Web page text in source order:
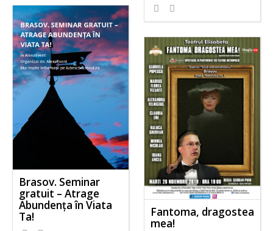
Brasov. Seminar
gratuit – Atrage
Abundența în Viata
Ta!
Fantoma, dragostea
mea!